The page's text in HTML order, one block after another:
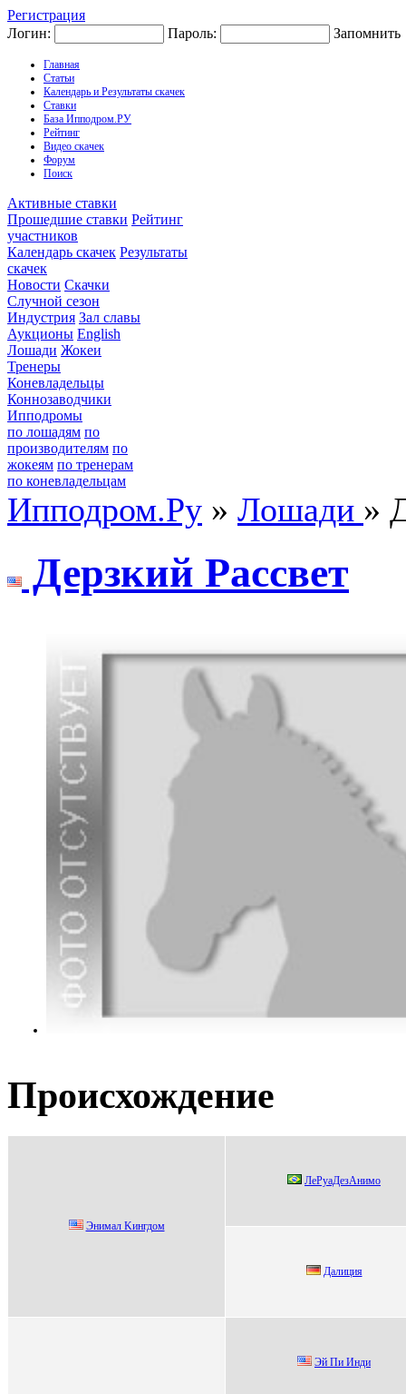
Регистрация
Логин:
Пароль: Запомнить
Главная
Статьи
Календарь и Результаты скачек
Ставки
База Ипподром.РУ
Рейтинг
Видео скачек
Форум
Поиск
Активные ставки
Прошедшие ставки Рейтинг
участников
Календарь скачек Результаты
скачек
Новости Скачки
Случной сезон
Индустрия Зал славы
Аукционы English
Лошади Жокеи
Тренеры
Коневладельцы
Коннозаводчики
Ипподромы
по лошадям по
производителям по
жокеям по тренерам
по коневладельцам
Ипподром.Ру » Лошади »
Деpзкий Paссвет
Происхождение
Энимал Kингдoм
ЛePуаДeзАнимо
Дaлиция
Эй Пи Инди